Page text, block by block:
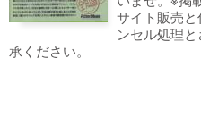
サイト販売
ンセル処理
承ください。